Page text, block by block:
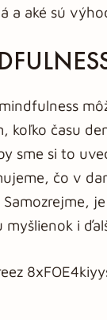
a aké sú
koľko času
sme si to
čo v
Samozrejme,
myšlienok i